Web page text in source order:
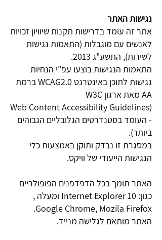
נגישות האתר
אתר זה עומד בדרישות תקנות שיוויון זכויות
לאנשים עם מוגבלות (התאמות נגישות
לשירות), התשע"ג 2013.
התאמות הנגישות בוצעו עפ"י הנחיות
נגישות לתוכן באינטרנט WCAG2.0 ברמת
AA מאת ארגון W3C
(Web Content Accessibility Guidelines
- העומד בסטנדרטים הגלובליים הגבוהים
ביותר).
במסגרת זו נבדק ותוקן באמצעות כלי
הנגישות הייעודי של וויקס.
האתר תומך בכל הדפדפנים הפופולריים
כגון: Internet Explorer 10 ומעלה ,
Google Chrome, Mozila Firefox.
האתר מותאם לגלישה מנייד.